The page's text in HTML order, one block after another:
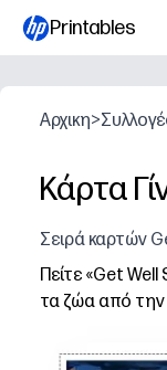
Printables
Αρχικη>
Κάρτα
Σειρά καρτών
Πείτε «Get
τα ζώα από
Έτοιμο σε